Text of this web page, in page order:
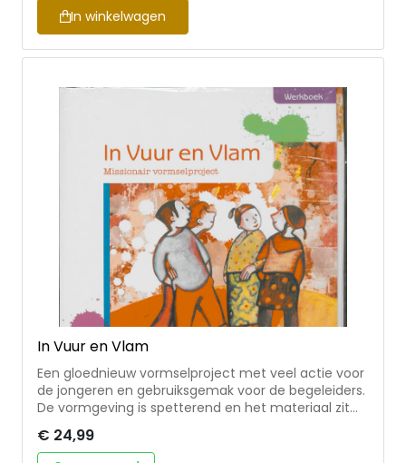
materiaal. Behalve achtergronden en suggesties
voor de zes bijeenkomsten, bevat het boek ook
twee uitgewerkte ouderavonden en twee na-
vormsel-bijeenkomsten. Suggesties voor de
Het project 'In Vuur en Vlam' werd ontwikkeld door
het bisdom Rotterdam en uitgegeven met steun
van het bisdom Roermond. Aanbevolen door het
Officium Catecheticum van het Rooms Katholiek
Kerkgenootschap in Nederland.
In winkelwagen
In Vuur en Vlam
Een gloednieuw vormselproject met veel actie voor
de jongeren en gebruiksgemak voor de begeleiders.
De vormgeving is spetterend en het materiaal zit
vormeling voorbereid op het zelf kiezen voor Jezus
en zijn missie. De hoofdstukken hebben krachtige
€ 24,99